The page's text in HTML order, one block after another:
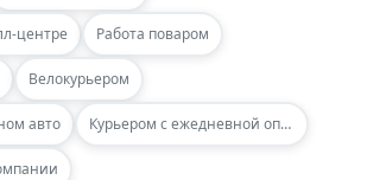
центре Работа поваром
Велокурьером
авто Курьером с ежедневной оплатой